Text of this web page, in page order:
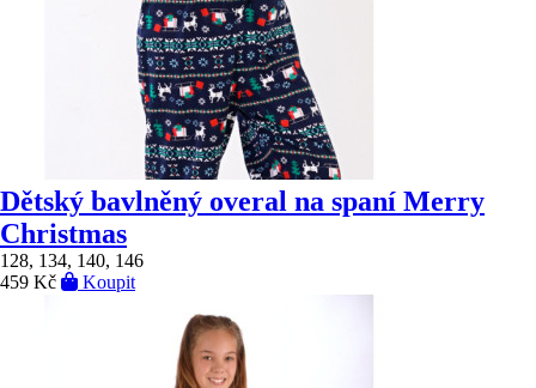
Dětský bavlněný overal na spaní Merry
Christmas
128, 134, 140, 146
459 Kč
Koupit